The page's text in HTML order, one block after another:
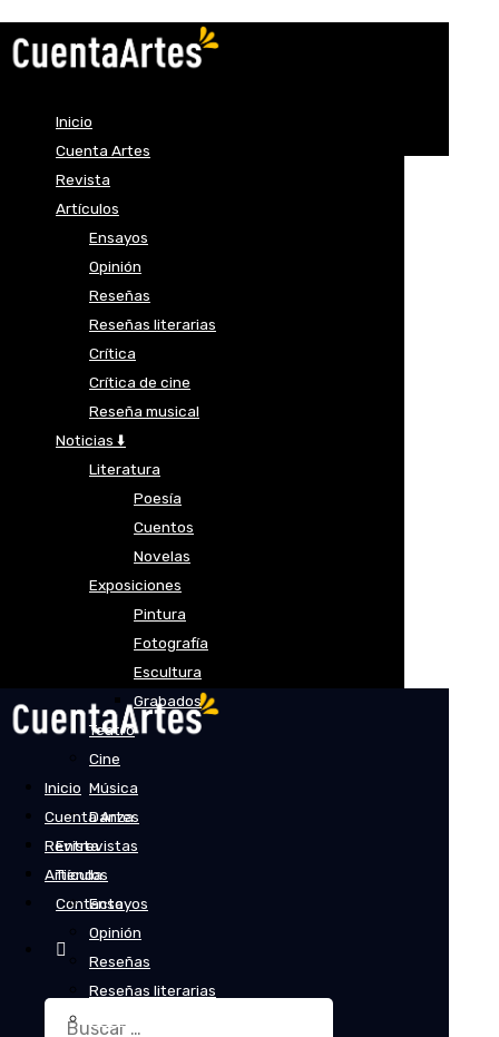
Inicio
Cuenta Artes
Revista
Artículos
Ensayos
Opinión
Reseñas
Reseñas literarias
Crítica
Crítica de cine
Reseña musical
Noticias ⬇️
Literatura
Poesía
Cuentos
Novelas
Exposiciones
Pintura
Fotografía
Escultura
Grabados
Teatro
Cine
Música
Danza
Entrevistas
Tienda
Contacto
Buscar:
Inicio
Cuenta Artes
Revista
Artículos
Ensayos
Opinión
Reseñas
Reseñas literarias